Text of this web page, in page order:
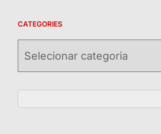
CATEGORIES